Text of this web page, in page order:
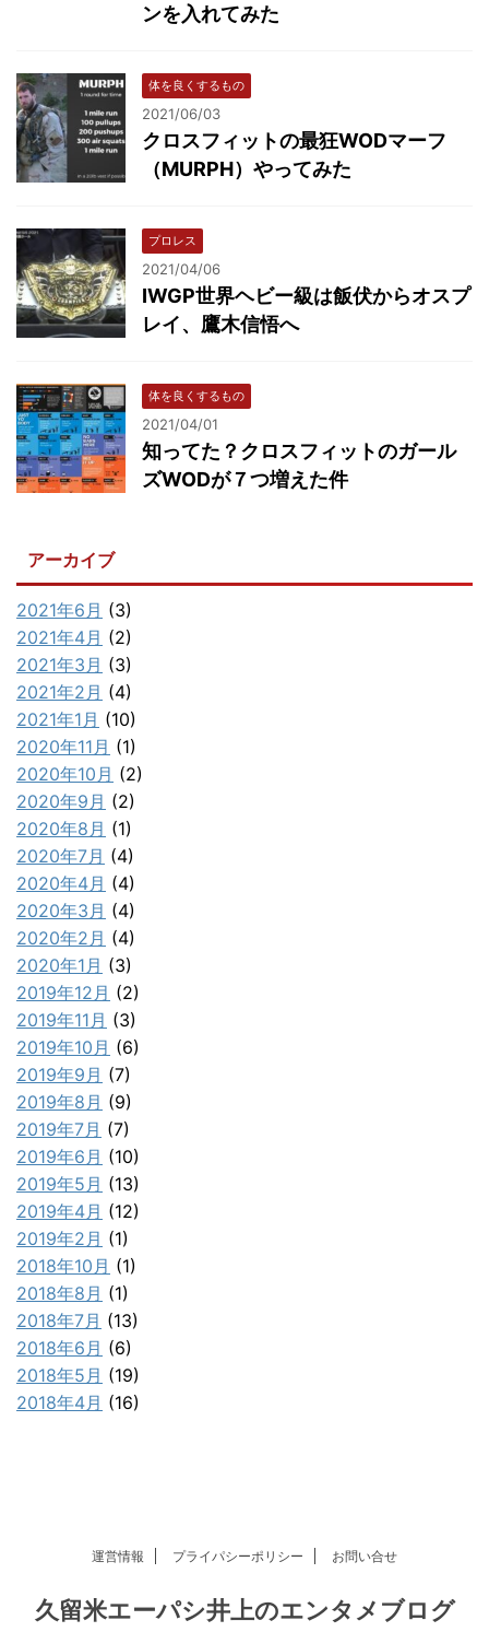
ンを入れてみた
体を良くするもの
2021/06/03
クロスフィットの最狂WODマーフ
（MURPH）やってみた
プロレス
2021/04/06
IWGP世界ヘビー級は飯伏からオスプ
レイ、鷹木信悟へ
体を良くするもの
2021/04/01
知ってた？クロスフィットのガール
ズWODが７つ増えた件
アーカイブ
2021年6月 (3)
2021年4月 (2)
2021年3月 (3)
2021年2月 (4)
2021年1月 (10)
2020年11月 (1)
2020年10月 (2)
2020年9月 (2)
2020年8月 (1)
2020年7月 (4)
2020年4月 (4)
2020年3月 (4)
2020年2月 (4)
2020年1月 (3)
2019年12月 (2)
2019年11月 (3)
2019年10月 (6)
2019年9月 (7)
2019年8月 (9)
2019年7月 (7)
2019年6月 (10)
2019年5月 (13)
2019年4月 (12)
2019年2月 (1)
2018年10月 (1)
2018年8月 (1)
2018年7月 (13)
2018年6月 (6)
2018年5月 (19)
2018年4月 (16)
運営情報 プライパシーポリシー お問い合せ
久留米エーパシ井上のエンタメブログ